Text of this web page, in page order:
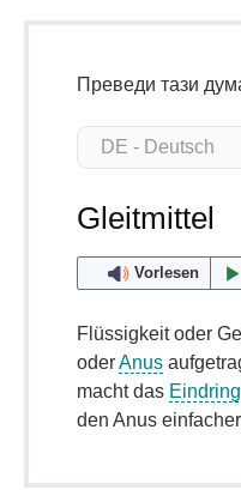
Преведи тази
Gleitmittel
Vorlesen
Flüssigkeit oder
oderAnus
macht das
den Anus